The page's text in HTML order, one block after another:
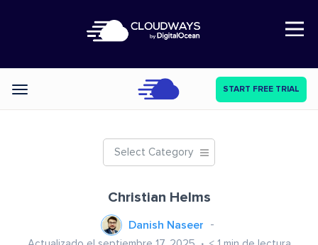
Open Nav
Categories START FREE TRIAL
Select Category
Christian Helms
Danish Naseer